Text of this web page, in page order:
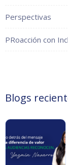
Perspectivas
PRoacción con
Blogs